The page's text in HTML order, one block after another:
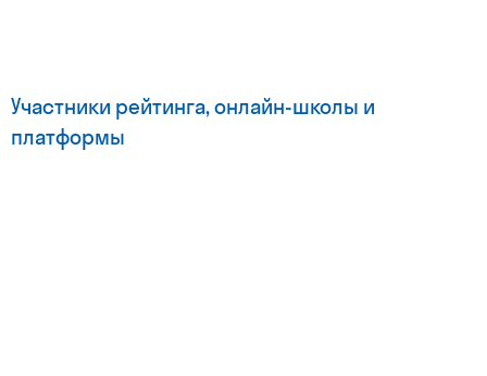
Участники рейтинга, онлайн-школы и
платформы